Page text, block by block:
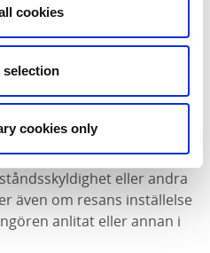
cookies
cookies only
för den nytta du haft av
kontroll som arrangören
denne inte heller
eller övervunnit är
eller andra
även om resans inställelse
anlitat eller annan i